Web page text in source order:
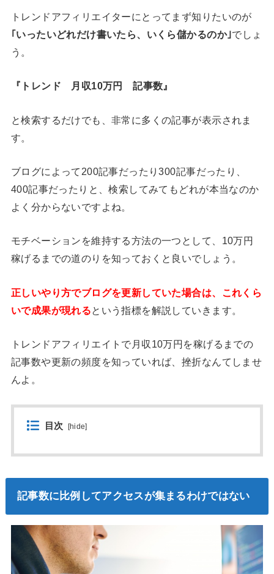
トレンドアフィリエイターにとってまず知りたいのが
｢いったいどれだけ書いたら、いくら儲かるのか｣でしょ
う。
『トレンド 月収10万円 記事数』
と検索するだけでも、非常に多くの記事が表示されま
す。
ブログによって200記事だったり300記事だったり、
400記事だったりと、検索してみてもどれが本当なのか
よく分からないですよね。
モチベーションを維持する方法の一つとして、10万円
稼げるまでの道のりを知っておくと良いでしょう。
正しいやり方でブログを更新していた場合は、これくら
いで成果が現れる という指標を解説していきます。
トレンドアフィリエイトで月収10万円を稼げるまでの
記事数や更新の頻度を知っていれば、挫折なんてしませ
んよ。
目次 [hide]
記事数に比例してアクセスが集まるわけではない